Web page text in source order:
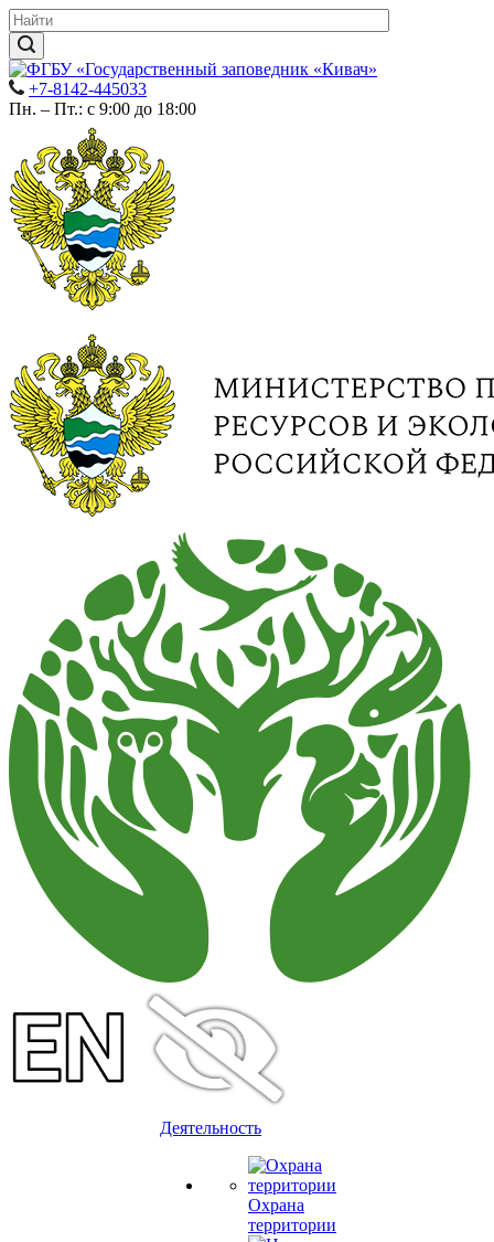
+7-8142-445033
Пн. – Пт.: с 9:00 до 18:00
Деятельность
Охрана
территории